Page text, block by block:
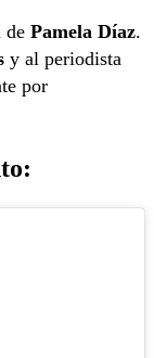
de Pamela Díaz.
y al periodista
por